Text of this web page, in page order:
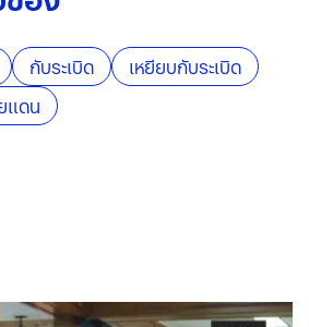
กับระเบิด
เหยียบกับระเบิด
แดน